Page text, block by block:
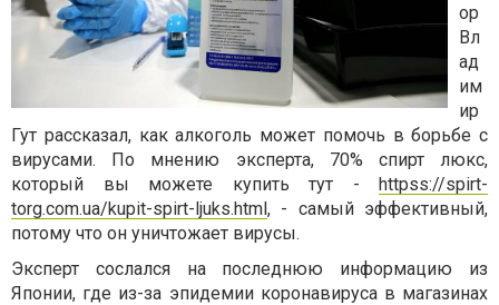
ор
Вл
ад
им
ир
Гут рассказал, как алкоголь может помочь в борьбе с
вирусами. По мнению эксперта, 70% спирт люкс,
который вы можете купить тут - httpss://spirt-
torg.com.ua/kupit-spirt-ljuks.html, - самый эффективный,
потому что он уничтожает вирусы.
Эксперт сослался на последнюю информацию из
Японии, где из-за эпидемии коронавируса в магазинах